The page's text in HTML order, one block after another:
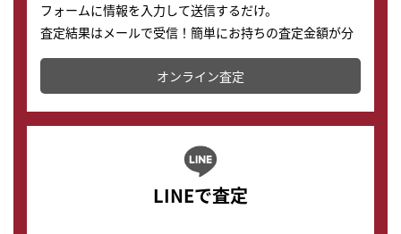
フォームに情報を入力して送信するだけ。
査定結果はメールで受信！簡単にお持ちの査定金額が分
かります。
オンライン査定
LINEで査定